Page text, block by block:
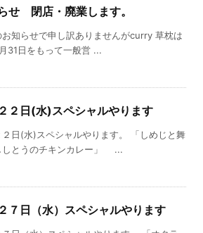
せ 閉店・廃業します。
お知らせで申し訳ありませんがcurry 草枕は
31日をもって一般営 ...
２日(水)スペシャルやります
２日(水)スペシャルやります。 「しめじと舞
しとうのチキンカレー」 ...
７日（水）スペシャルやります